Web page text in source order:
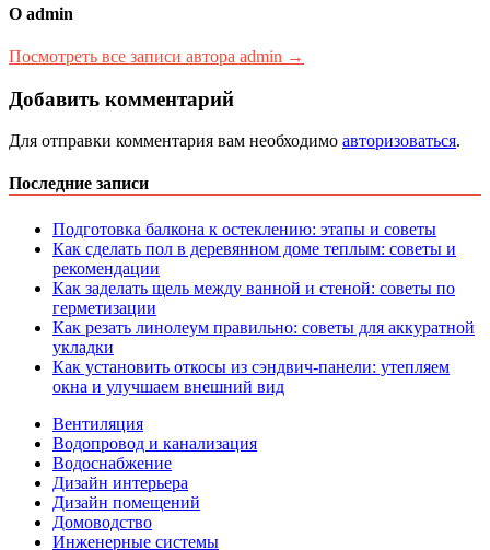
О admin
Посмотреть все записи автора admin →
Добавить комментарий
Для отправки комментария вам необходимо авторизоваться.
Последние записи
Подготовка балкона к остеклению: этапы и советы
Как сделать пол в деревянном доме теплым: советы и
рекомендации
Как заделать щель между ванной и стеной: советы по
герметизации
Как резать линолеум правильно: советы для аккуратной
укладки
Как установить откосы из сэндвич-панели: утепляем
окна и улучшаем внешний вид
Вентиляция
Водопровод и канализация
Водоснабжение
Дизайн интерьера
Дизайн помещений
Домоводство
Инженерные системы